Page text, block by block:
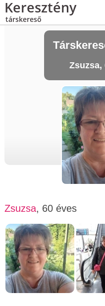
Keresztény
társkereső
Zsuzsa,
Zsuzsa, 60 éves